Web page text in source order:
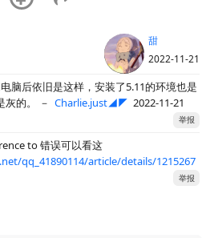
甜
2022-11-21
脑后依旧是这样，安装了5.11的环境也是
的。
－ Charlie.just◢◤ 2022-11-21
举报
to 错误可以看这
qq_41890114/article/details/1215267
举报